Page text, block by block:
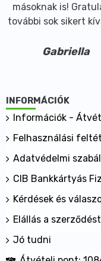
másoknak is!
további sok sikert
Gabriella
INFORMÁCIÓK
Információk -
Felhasználási
Adatvédelmi
CIB Bankkártyás
Kérdések és
Elállás a
Jó tudni